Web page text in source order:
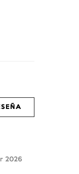
2026